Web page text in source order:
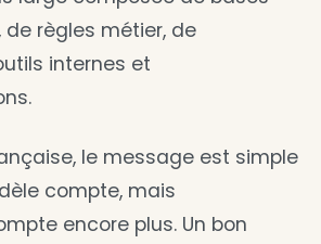
règles métier, de
internes et
le message est simple
compte, mais
encore plus. Un bon